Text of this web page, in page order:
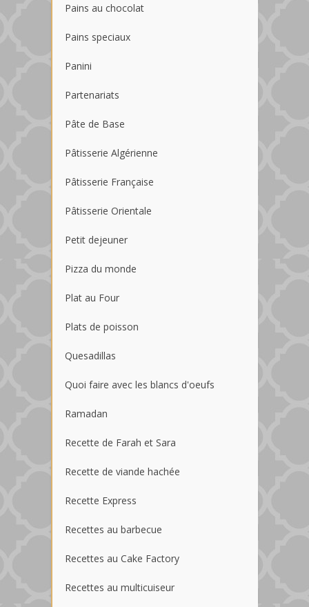
Pains au chocolat
Pains speciaux
Panini
Partenariats
Pâte de Base
Pâtisserie Algérienne
Pâtisserie Française
Pâtisserie Orientale
Petit dejeuner
Pizza du monde
Plat au Four
Plats de poisson
Quesadillas
Quoi faire avec les blancs d'oeufs
Ramadan
Recette de Farah et Sara
Recette de viande hachée
Recette Express
Recettes au barbecue
Recettes au Cake Factory
Recettes au multicuiseur